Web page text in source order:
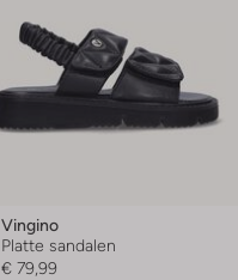
Vingino
Platte sandalen
€ 79,99